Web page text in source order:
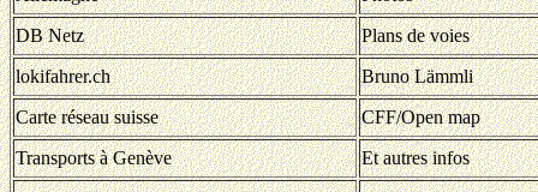
DB Netz
Plans de voies
lokifahrer.ch
Bruno Lämmli
Carte réseau suisse
CFF/Open map
Transports à Genève
Et autres infos